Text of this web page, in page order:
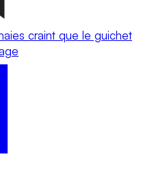
craint que le guichet